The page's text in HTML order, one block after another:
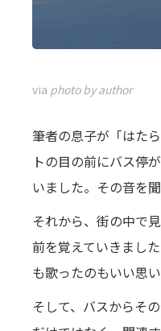
via photo by author
筆者の息子が「はた
トの目の前にバス停
いました。その音を
それから、街の中で
前を覚えていきまし
も歌ったのもいい思い
そして、バスからそ